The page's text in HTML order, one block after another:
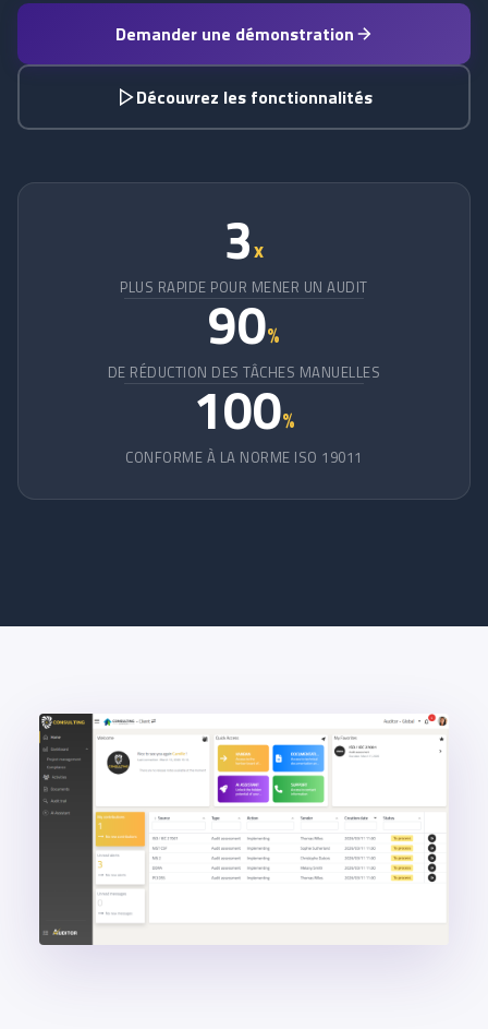
Demander une démonstration
Découvrez les fonctionnalités
3x
PLUS RAPIDE POUR MENER UN AUDIT
90%
DE RÉDUCTION DES TÂCHES MANUELLES
100%
CONFORME À LA NORME ISO 19011